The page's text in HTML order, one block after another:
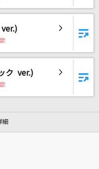
ク ver.)
細